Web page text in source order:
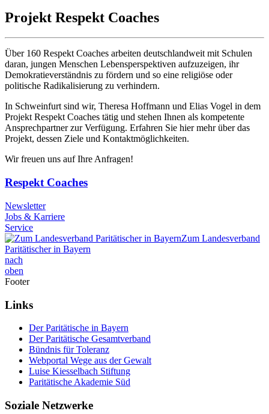
Projekt Respekt Coaches
Über 160 Respekt Coaches arbeiten deutschlandweit mit Schulen
daran, jungen Menschen Lebensperspektiven aufzuzeigen, ihr
Demokratieverständnis zu fördern und so eine religiöse oder
politische Radikalisierung zu verhindern.
In Schweinfurt sind wir, Theresa Hoffmann und Elias Vogel in dem
Projekt Respekt Coaches tätig und stehen Ihnen als kompetente
Ansprechpartner zur Verfügung. Erfahren Sie hier mehr über das
Projekt, dessen Ziele und Kontaktmöglichkeiten.
Wir freuen uns auf Ihre Anfragen!
Respekt Coaches
Newsletter
Jobs & Karriere
Service
Zum Landesverband
Paritätischer in Bayern
nach
oben
Footer
Links
Der Paritätische in Bayern
Der Paritätische Gesamtverband
Bündnis für Toleranz
Webportal Wege aus der Gewalt
Luise Kiesselbach Stiftung
Paritätische Akademie Süd
Soziale Netzwerke